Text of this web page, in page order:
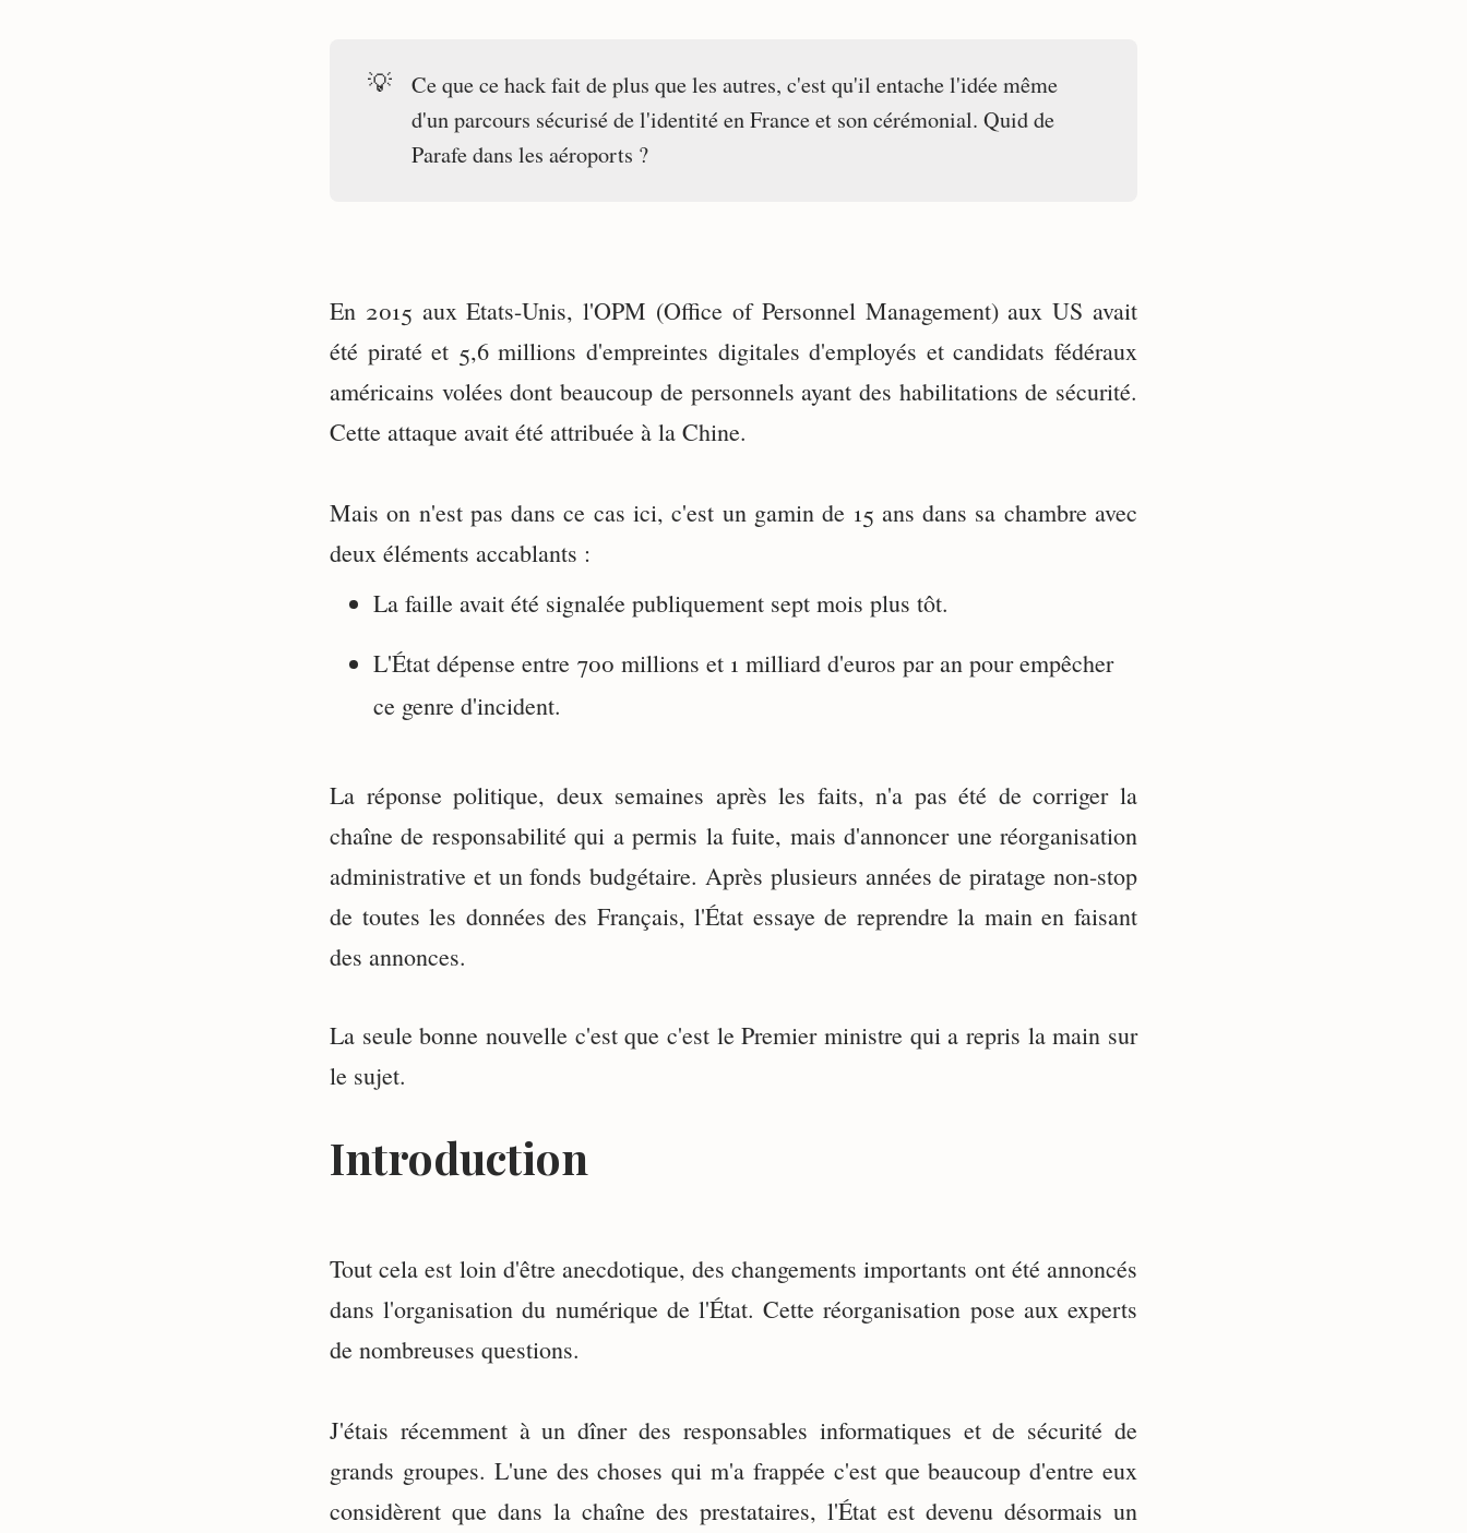
💡
Ce que ce hack fait de plus que les autres, c'est qu'il entache l'idée même
d'un parcours sécurisé de l'identité en France et son cérémonial. Quid de
Parafe dans les aéroports ?
En 2015 aux Etats-Unis, l'OPM (Office of Personnel Management) aux US avait
été piraté et 5,6 millions d'empreintes digitales d'employés et candidats fédéraux
américains volées dont beaucoup de personnels ayant des habilitations de sécurité.
Cette attaque avait été attribuée à la Chine.
Mais on n'est pas dans ce cas ici, c'est un gamin de 15 ans dans sa chambre avec
deux éléments accablants :
La faille avait été signalée publiquement sept mois plus tôt.
L'État dépense entre 700 millions et 1 milliard d'euros par an pour empêcher
ce genre d'incident.
La réponse politique, deux semaines après les faits, n'a pas été de corriger la
chaîne de responsabilité qui a permis la fuite, mais d'annoncer une réorganisation
administrative et un fonds budgétaire. Après plusieurs années de piratage non-stop
de toutes les données des Français, l'État essaye de reprendre la main en faisant
des annonces.
La seule bonne nouvelle c'est que c'est le Premier ministre qui a repris la main sur
le sujet.
Introduction
Tout cela est loin d'être anecdotique, des changements importants ont été annoncés
dans l'organisation du numérique de l'État. Cette réorganisation pose aux experts
de nombreuses questions.
J'étais récemment à un dîner des responsables informatiques et de sécurité de
grands groupes. L'une des choses qui m'a frappée c'est que beaucoup d'entre eux
considèrent que dans la chaîne des prestataires, l'État est devenu désormais un